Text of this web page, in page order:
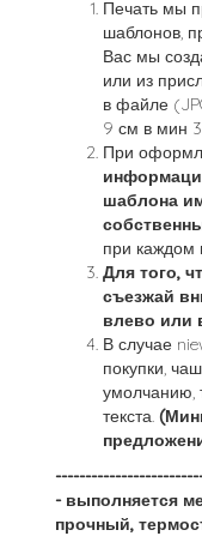
Печать мы
шаблонов,
Вас мы
или из
в файле
9 см в мин
При
шаблона
при каждом
Для того,
съезжай
влево или
В случае
покупки,
умолчанию,
текста.
- выполняется
прочный,